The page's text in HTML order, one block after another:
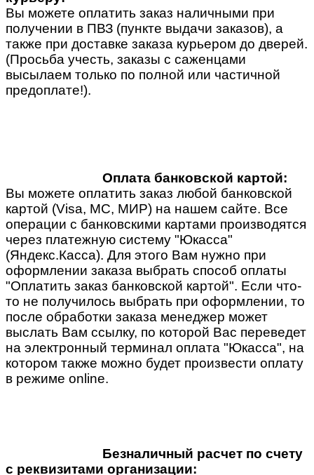
Вы можете оплатить заказ наличными при
получении в ПВЗ (пункте выдачи заказов), а
также при доставке заказа курьером до дверей.
(Просьба учесть, заказы с саженцами
высылаем только по полной или частичной
предоплате!).
Оплата банковской картой:
Вы можете оплатить заказ любой банковской
картой (Visa, MC, МИР) на нашем сайте. Все
операции с банковскими картами производятся
через платежную систему "Юкасса"
(Яндекс.Касса). Для этого Вам нужно при
оформлении заказа выбрать способ оплаты
"Оплатить заказ банковской картой". Если что-
то не получилось выбрать при оформлении, то
после обработки заказа менеджер может
выслать Вам ссылку, по которой Вас переведет
на электронный терминал оплата "Юкасса", на
котором также можно будет произвести оплату
в режиме online.
Безналичный расчет по счету
с реквизитами организации: